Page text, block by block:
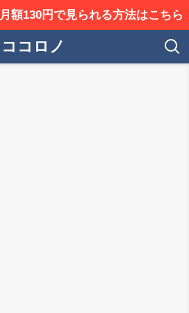
額130円で見られる方法はこちら
ココロノ